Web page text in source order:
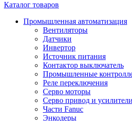
Каталог товаров
Промышленная автоматизация
Вентиляторы
Датчики
Инвертор
Источник питания
Контактор выключатель
Промышленные
Реле переключения
Серво моторы
Серво привод и
Части Fanuc
Энкодеры